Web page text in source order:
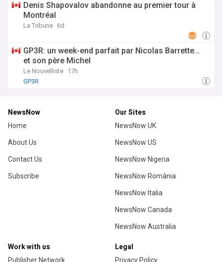
Denis Shapovalov abandonne au premier tour à
Montréal
La Tribune 6d
GP3R: un week-end parfait par Nicolas Barrette…
et son père Michel
Le Nouvelliste 17h
GP3R
NewsNow
Home
About Us
Contact Us
Subscribe
Our Sites
NewsNow UK
NewsNow US
NewsNow Nigeria
NewsNow România
NewsNow Italia
NewsNow Canada
NewsNow Australia
Work with us
Publisher Network
Legal
Privacy Policy